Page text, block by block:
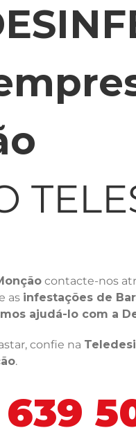
contacte-nos
as infestações de
ajudá-lo com a
confie na
.
639